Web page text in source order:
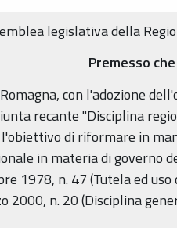
legislativa della
Premesso che
con l'adozione
recante "Disciplina
di riformare in
in materia di governo
1978, n. 47 (Tutela ed
2000, n. 20 (Disciplina